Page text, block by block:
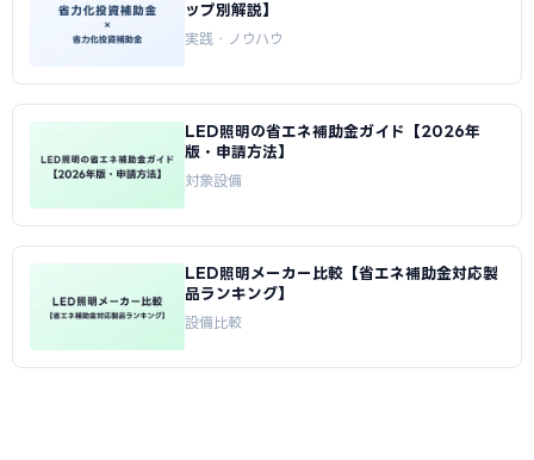
ップ別解説】
実践・ノウハウ
LED照明の省エネ補助金ガイド【2026年
版・申請方法】
対象設備
LED照明メーカー比較【省エネ補助金対応製
品ランキング】
設備比較